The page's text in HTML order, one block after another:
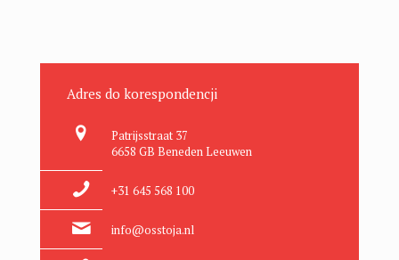
Adres do korespondencji
Patrijsstraat 37
6658 GB Beneden Leeuwen
+31 645 568 100
info@osstoja.nl